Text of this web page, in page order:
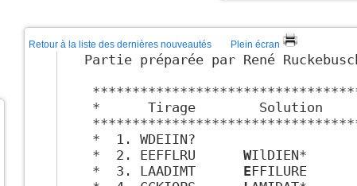
Retour à la liste des dernières nouveautés Plein écran
Partie préparée par René
*      Tirage        Solution
*  1. WDEIIN?
*  2. EEFFLRU WIlDIEN*
*  3. LAADIMT EFFILURE